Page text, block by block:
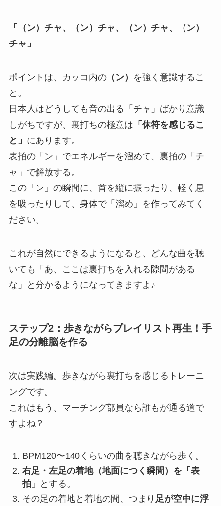
「（ン）チャ、（ン）チャ、（ン）チャ、（ン）
チャ」
ポイントは、カッコ内の（ン）
を強く意識するこ
と。
日本人はどうしても音の出る「チャ」ばかり意識
しがちですが、裏打ちの極意は 「休符を感じるこ
と」 にあります。
表拍の「ン」でエネルギーを溜めて、裏拍の「チ
ャ」で解放する。
この「ン」の瞬間に、首を縦に振ったり、軽く息
を吸ったりして、身体で「溜め」を作ってみてく
ださい。
これが自然にできるようになると、どんな曲を聴
いても「あ、ここは裏打ちを入れる隙間がある
な」と分かるようになってきますよ♪
ステップ2：歩きながらプレイリスト再生！手
足の分離脳を作る
次は実践編。歩きながら裏打ちを感じるトレーニ
ングです。
これはもう、マーチング部員なら誰もが通る道で
すよね？
BPM120〜140くらいの曲を聴きながら歩く。
右足・左足の着地（地面につく瞬間）を「表
拍」
とする。
その足の着地と着地の間、つまり 足が空中に浮